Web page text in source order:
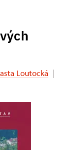
Loutocká |